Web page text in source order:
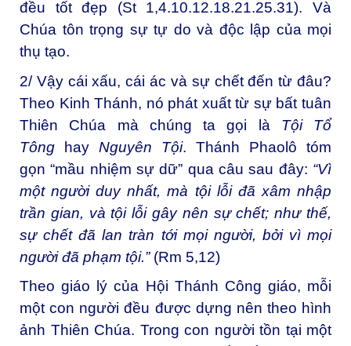
đều tốt đẹp (St 1,4.10.12.18.21.25.31). Và
Chúa tôn trọng sự tự do và độc lập của mọi
thụ tạo.
2/ Vậy cái xấu, cái ác và sự chết đến từ đâu?
Theo Kinh Thánh, nó phát xuất từ sự bất tuân
Thiên Chúa mà chúng ta gọi là Tội Tổ
Tông hay Nguyên Tội. Thánh Phaolô tóm
gọn “mầu nhiệm sự dữ” qua câu sau đây: “Vì
một người duy nhất, mà tội lỗi đã xâm nhập
trần gian, và tội lỗi gây nên sự chết; như thế,
sự chết đã lan tràn tới mọi người, bởi vì mọi
người đã phạm tội.”(Rm 5,12)
Theo giáo lý của Hội Thánh Công giáo, mỗi
một con người đều được dựng nên theo hình
ảnh Thiên Chúa. Trong con người tồn tại một